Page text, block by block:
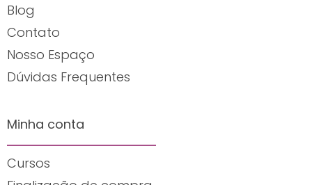
Blog
Contato
Nosso Espaço
Dúvidas Frequentes
Minha conta
Cursos